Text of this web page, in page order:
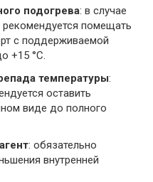
подогрева: в случае
рекомендуется помещать
с поддерживаемой
+15 °C.
температуры:
оставить
виде до полного
: обязательно
внутренней